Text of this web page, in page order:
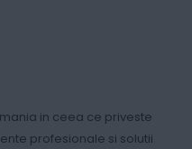
in ceea ce priveste
profesionale si solutii